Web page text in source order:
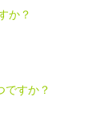
か？
ですか？